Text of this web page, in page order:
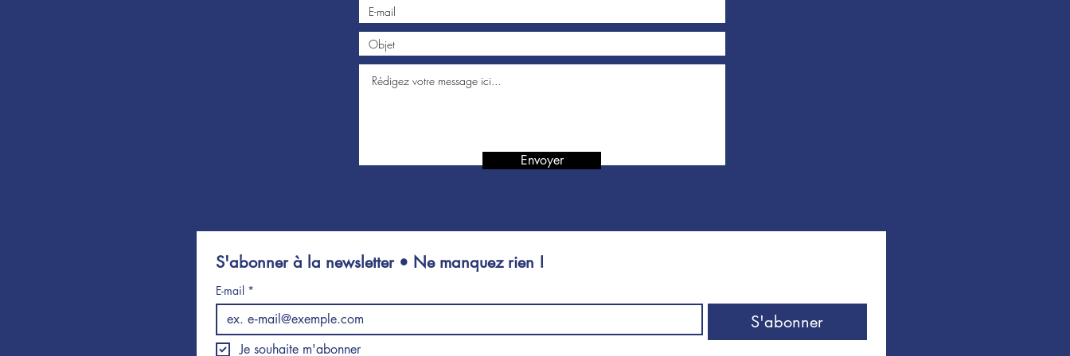
Envoyer
S'abonner à la newsletter • Ne manquez rien !
E-mail *
S'abonner